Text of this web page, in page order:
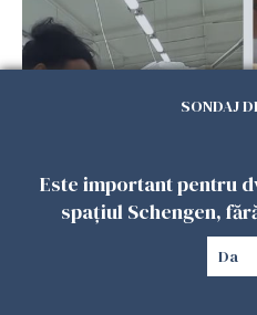
Patronii spun că
SONDAJ
Este important pentru
spațiul Schengen,
Da